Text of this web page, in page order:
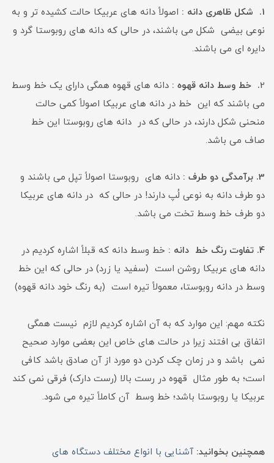
1. شکل ظاهری دانه :
اصولاً دانه های عربیکا حالت کشیده تر و به
نوعی بیضی شکل می باشند، در حالی که دانه های روبوستا گرد و
دایره ای می باشند.
2. خط وسط دانه قهوه : دانه های قهوه همگی دارای یک خط وسط
می باشند که این خط در دانه های عربیکا اصولاً کمی حالت
منحنی شکل دارند، در حالی که در دانه های روبوستا این خط
صاف می باشد.
3. برآمدگی دو طرف :
دانه های روبوستا اصولاً تپل می باشند و
دو طرف دانه به نوعی لُپ دارند! در حالی که در دانه های عربیکا
دو طرف خط وسط تخت می باشد.
4. تفاوت رنگ خط دانه :
خط وسط دانه که قبلاً اشاره کردیم در
دانه های عربیکا روشن است (سفید یا زرد) در حالی که این خط
وسط در دانه روبوستا، معمولاً تیره است (به رنگ خود دانه قهوه)
نکته مهم: این موارد که به آن اشاره کردیم لازم نیست همگی
اتفاق بی افتند زیرا در حالت های خاص این بعضی موارد صحیح
نمی باشد و در زمان چک کردن دو مورد از آن صادق باشد کافی
است؛ به طور مثال قهوه در رست بالا (رست دارک) فرقی نمی کند
عربیکا یا روبوستا باشد؛ خط وسط آن کاملاً تیره می شود.
همچنین بخوانید:آشنایی با انواع مختلف دستگاه های